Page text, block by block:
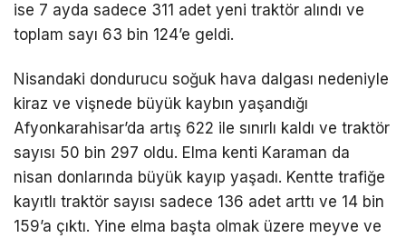
ise 7 ayda sadece 311 adet yeni traktör alındı ve
toplam sayı 63 bin 124’e geldi.
Nisandaki dondurucu soğuk hava dalgası nedeniyle
kiraz ve vişnede büyük kaybın yaşandığı
Afyonkarahisar’da artış 622 ile sınırlı kaldı ve traktör
sayısı 50 bin 297 oldu. Elma kenti Karaman da
nisan donlarında büyük kayıp yaşadı. Kentte trafiğe
kayıtlı traktör sayısı sadece 136 adet arttı ve 14 bin
159’a çıktı. Yine elma başta olmak üzere meyve ve